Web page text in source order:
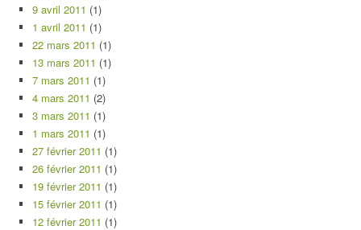
9 avril 2011 (1)
1 avril 2011 (1)
22 mars 2011 (1)
13 mars 2011 (1)
7 mars 2011 (1)
4 mars 2011 (2)
3 mars 2011 (1)
1 mars 2011 (1)
27 février 2011 (1)
26 février 2011 (1)
19 février 2011 (1)
15 février 2011 (1)
12 février 2011 (1)